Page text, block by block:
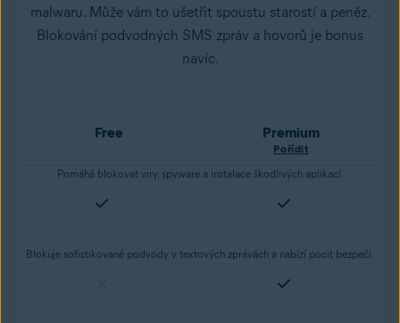
malwaru. Může vám to ušetřit spoustu starostí a peněz.
Blokování podvodných SMS zpráv a hovorů je bonus
navíc.
Free Premium
Pořídit
Pomáhá blokovat viry, spyware a instalace škodlivých aplikací.
Blokuje sofistikované podvody v textových zprávách a nabízí pocit bezpečí.